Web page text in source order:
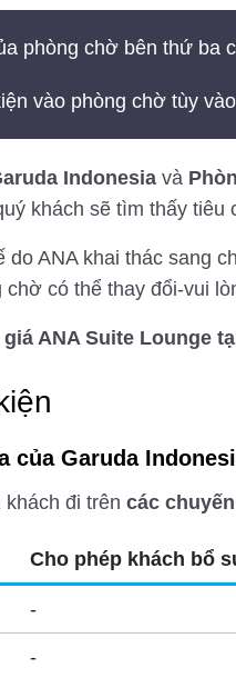
phòng chờ bên thứ ba
vào phòng chờ tùy
Indonesia và
khách sẽ tìm thấy
ANA khai thác sang
có thể thay đổi-vui
ANA Suite Lounge
của Garuda
đi trên các
Cho phép khách bổ
-
-